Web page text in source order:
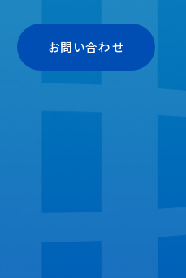
お問い合わせ